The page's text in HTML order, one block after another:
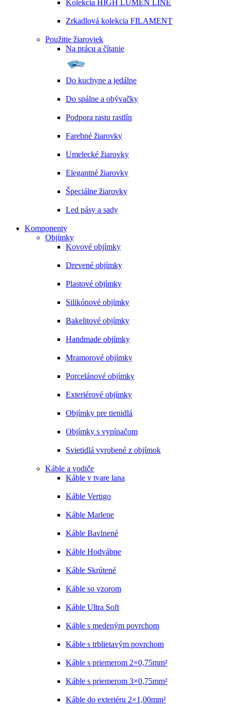
Kolekcia HIGH LUMEN LINE
Zrkadlová kolekcia FILAMENT
Použitie žiaroviek
Na prácu a čítanie
Do kuchyne a jedálne
Do spálne a obývačky
Podpora rastu rastlín
Farebné žiarovky
Umelecké žiarovky
Elegantné žiarovky
Špeciálne žiarovky
Led pásy a sady
Komponenty
Objímky
Kovové objímky
Drevené objímky
Plastové objímky
Silikónové objímky
Bakelitové objímky
Handmade objímky
Mramorové objímky
Porcelánové objímky
Exteriérové objímky
Objímky pre tienidlá
Objímky s vypínačom
Svietidlá vyrobené z objímok
Káble a vodiče
Káble v tvare lana
Káble Vertigo
Káble Marlene
Káble Bavlnené
Káble Hodvábne
Káble Skrútené
Káble so vzorom
Káble Ultra Soft
Káble s medeným povrchom
Káble s trblietavým povrchom
Káble s priemerom 2×0,75mm²
Káble s priemerom 3×0,75mm²
Káble do exteriéru 2×1,00mm²